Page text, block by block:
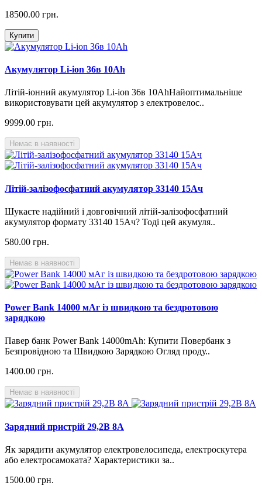
18500.00 грн.
Купити
Акумулятор Li-ion 36в 10Ah
Літій-іонний акумулятор Li-ion 36в 10AhНайоптимальніше
використовувати цей акумулятор з електровелос..
9999.00 грн.
Немає в наявності
Літій-залізофосфатний акумулятор 33140 15Ач
Шукаєте надійний і довговічний літій-залізофосфатний
акумулятор формату 33140 15Ач? Тоді цей акумуля..
580.00 грн.
Немає в наявності
Power Bank 14000 мАг із швидкою та бездротовою
зарядкою
Павер банк Power Bank 14000mAh: Купити Повербанк з
Безпровідною та Швидкою Зарядкою Огляд проду..
1400.00 грн.
Немає в наявності
Зарядний пристрій 29,2В 8А
Як зарядити акумулятор електровелосипеда, електроскутера
або електросамоката? Характеристики за..
1500.00 грн.